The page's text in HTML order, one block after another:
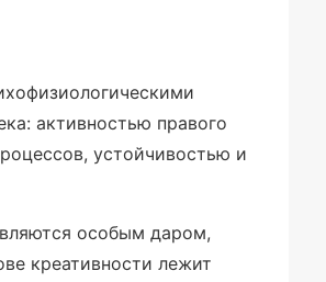
активностью правого
устойчивостью и
особым даром,
креативности лежит